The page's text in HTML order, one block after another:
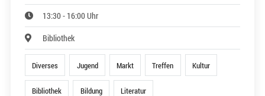
13:30 - 16:00 Uhr
Bibliothek
Diverses Jugend Markt Treffen Kultur
Bibliothek Bildung Literatur